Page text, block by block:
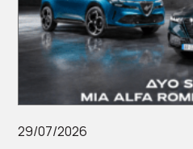
29/07/2026